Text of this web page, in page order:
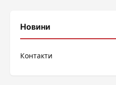
Новини
Контакти